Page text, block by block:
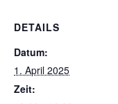
DETAILS
Datum:
1. April 2025
Zeit: